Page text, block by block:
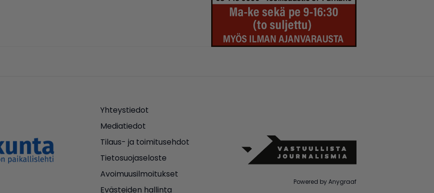
Yhteystiedot
Mediatiedot
Tilaus- ja toimitusehdot
Tietosuojaseloste
Avoimuusilmoitukset
Evästeiden hallinta
Powered by Anygraaf